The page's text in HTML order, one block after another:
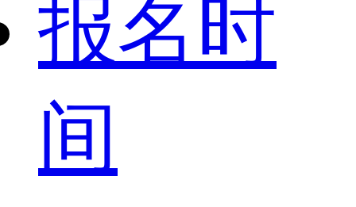
报名时
间